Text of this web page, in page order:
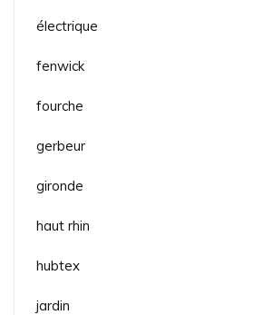
électrique
fenwick
fourche
gerbeur
gironde
haut rhin
hubtex
jardin